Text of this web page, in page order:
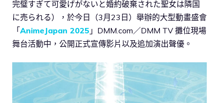
完璧すぎて可愛げがないと婚約破棄された聖女は隣国
に売られる），於今日（3月23日）舉辦的大型動畫盛會
「AnimeJapan 2025 」DMM.com／DMM TV 攤位現場
舞台活動中，公開正式宣傳影片以及追加演出聲優。